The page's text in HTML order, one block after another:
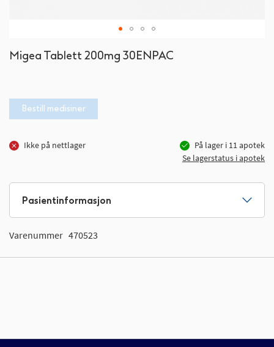
Migea Tablett 200mg 30ENPAC
Bestill medisiner
Ikke på nettlager På lager i 11apotek
Se lagerstatus i apotek
til
bildegalleri
Pasientinformasjon
Varenummer 470523